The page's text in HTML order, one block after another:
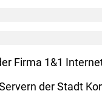
Firma 1&1
der Stadt